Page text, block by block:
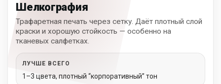
Шелкография
Трафаретная печать через сетку. Даёт плотный слой
краски и хорошую стойкость — особенно на
тканевых салфетках.
ЛУЧШЕ ВСЕГО
1–3 цвета, плотный “корпоративный” тон